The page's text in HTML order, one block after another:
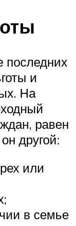
последних
и
На
равен
другой:
или
в семье